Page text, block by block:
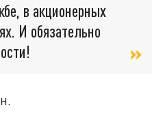
в акционерных
И обязательно